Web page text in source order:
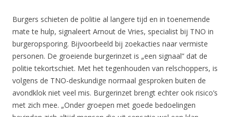
Burgers schieten de politie al langere tijd en in toenemende
mate te hulp, signaleert Arnout de Vries, specialist bij TNO in
burgeropsporing. Bijvoorbeeld bij zoekacties naar vermiste
personen. De groeiende burgerinzet is „een signaal” dat de
politie tekortschiet. Met het tegenhouden van relschoppers, is
volgens de TNO-deskundige normaal gesproken buiten de
avondklok niet veel mis. Burgerinzet brengt echter ook risico’s
met zich mee. „Onder groepen met goede bedoelingen